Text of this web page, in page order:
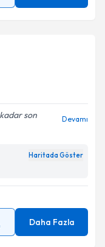
son
Devamı
Haritada Göster
Daha Fazla